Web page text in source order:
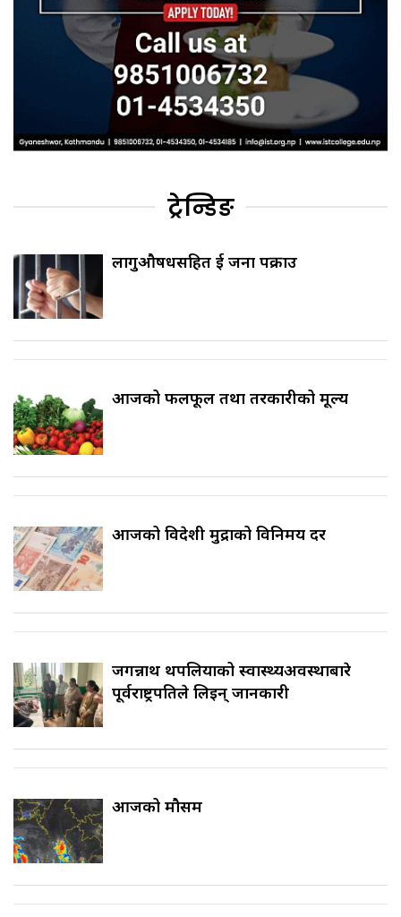
ट्रेन्डिङ
लागुऔषधसहित दुई जना पक्राउ
आजको फलफूल तथा तरकारीको मूल्य
आजको विदेशी मुद्राको विनिमय दर
जगन्नाथ थपलियाको स्वास्थ्यअवस्थाबारे
पूर्वराष्ट्रपतिले लिइन् जानकारी
आजको मौसम